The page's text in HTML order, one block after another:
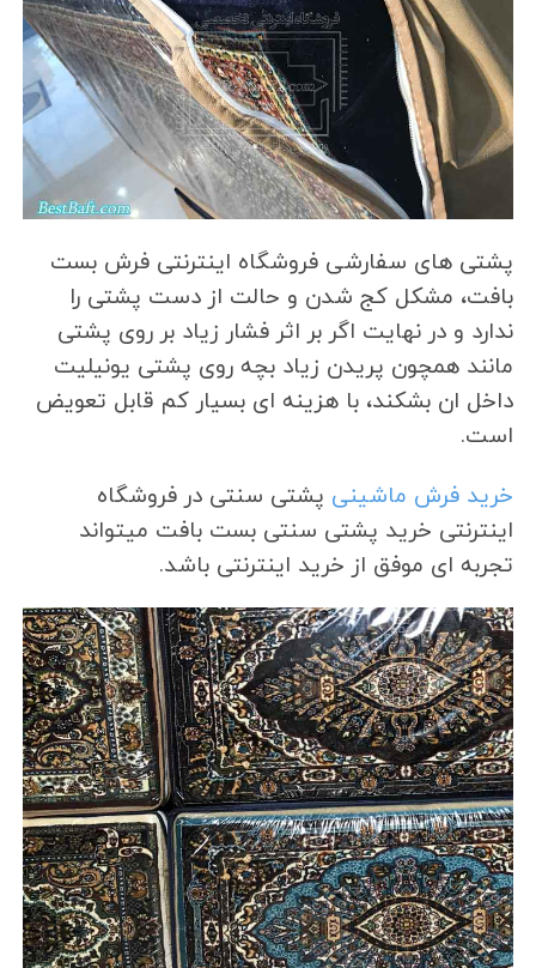
پشتی های سفارشی فروشگاه اینترنتی فرش بست
بافت، مشکل کج شدن و حالت از دست پشتی را
ندارد و در نهایت اگر بر اثر فشار زیاد بر روی پشتی
مانند همچون پریدن زیاد بچه روی پشتی یونیلیت
داخل ان بشکند، با هزینه ای بسیار کم قابل تعویض
است.
خرید فرش ماشینی پشتی سنتی در فروشگاه
اینترنتی خرید پشتی سنتی بست بافت میتواند
تجربه ای موفق از خرید اینترنتی باشد.